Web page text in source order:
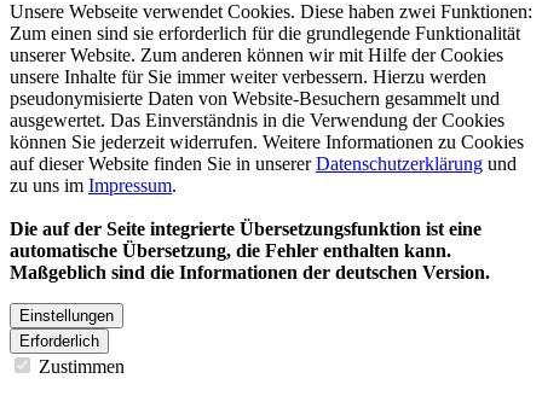
Unsere Webseite verwendet Cookies. Diese haben zwei Funktionen:
Zum einen sind sie erforderlich für die grundlegende Funktionalität
unserer Website. Zum anderen können wir mit Hilfe der Cookies
unsere Inhalte für Sie immer weiter verbessern. Hierzu werden
pseudonymisierte Daten von Website-Besuchern gesammelt und
ausgewertet. Das Einverständnis in die Verwendung der Cookies
können Sie jederzeit widerrufen. Weitere Informationen zu Cookies
auf dieser Website finden Sie in unsererDatenschutzerklärung und
zu uns im Impressum.
Die auf der Seite integrierte Übersetzungsfunktion ist eine
automatische Übersetzung, die Fehler enthalten kann.
Maßgeblich sind die Informationen der deutschen Version.
Einstellungen
Erforderlich
Zustimmen